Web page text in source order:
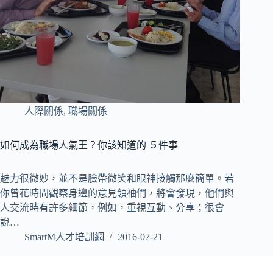
人際關係, 職場關係
如何成為職場人氣王？你該知道的 ５件事
魅力很微妙，並不是臉帶微笑和眼神接觸那麼簡單。若
你曾花時間觀察身邊的意見領袖們，將會發現，他們與
人交流時有許多細節，例如，重視互動、分享；很會
說…
SmartM人才培訓網
2016-07-21